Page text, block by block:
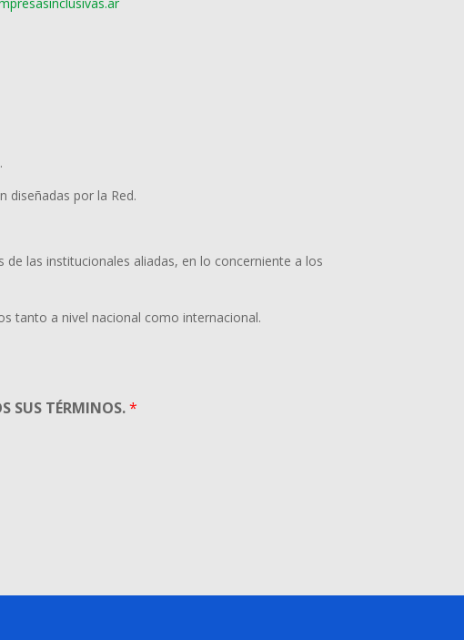
diseñadas por la Red.
las institucionales aliadas, en lo concerniente a los
tanto a nivel nacional como internacional.
SUS TÉRMINOS.*